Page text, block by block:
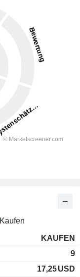
Kaufen
KAUFEN
9
17,25USD